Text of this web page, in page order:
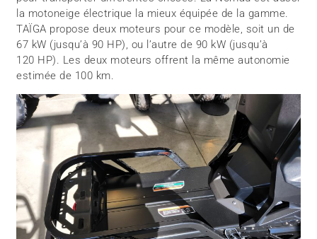
la motoneige électrique la mieux équipée de la gamme.
TAÏGA propose deux moteurs pour ce modèle, soit un de
67 kW (jusqu’à 90 HP), ou l’autre de 90 kW (jusqu’à
120 HP). Les deux moteurs offrent la même autonomie
estimée de 100 km.